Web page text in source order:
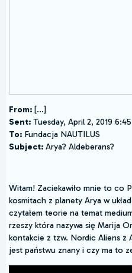
From: [...]
Sent: Tuesday, April 2, 2019
To: Fundacja NAUTILUS
Subject: Arya? Aldeberans?
Witam! Zaciekawiło mnie to co
kosmitach z planety Arya w
czytałem teorie na temat
rzeszy która nazywa się Marija
kontakcie z tzw. Nordic Aliens z
jest państwu znany i czy ma to